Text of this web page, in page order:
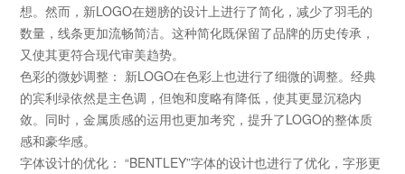
想。然而，新LOGO在翅膀的设计上进行了简化，减少了羽毛的
数量，线条更加流畅简洁。这种简化既保留了品牌的历史传承，
又使其更符合现代审美趋势。
色彩的微妙调整： 新LOGO在色彩上也进行了细微的调整。经典
的宾利绿依然是主色调，但饱和度略有降低，使其更显沉稳内
敛。同时，金属质感的运用也更加考究，提升了LOGO的整体质
感和豪华感。
字体设计的优化： “BENTLEY”字体的设计也进行了优化，字形更